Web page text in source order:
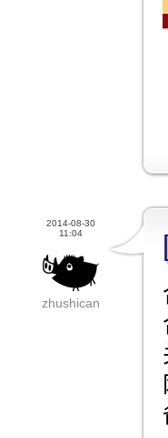
2014-08-30
11:04
zhushican